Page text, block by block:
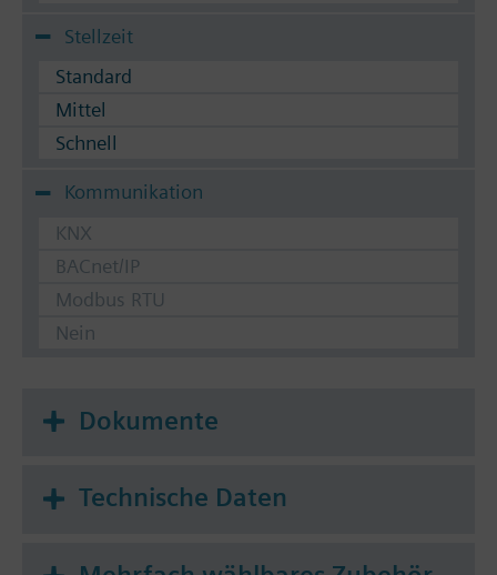
Stellzeit
Standard
Mittel
Schnell
Kommunikation
KNX
BACnet/IP
Modbus RTU
Nein
Dokumente
Technische Daten